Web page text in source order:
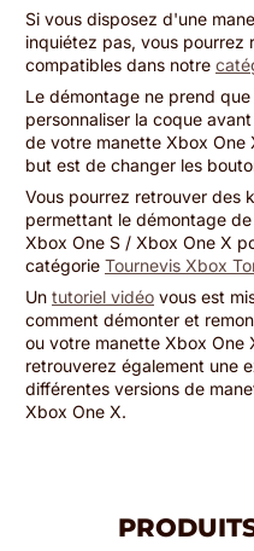
Si vous disposez d'une
inquiétez pas, vous pourrez
compatibles dans notre
Le démontage ne prend
personnaliser la coque
de votre manette Xbox One
but est de changer les
Vous pourrez retrouver des
permettant le démontage
Xbox One S / Xbox One X
catégorie Tournevis Xbox
Un tutoriel vidéo vous est
comment démonter et
ou votre manette Xbox One
retrouverez également une
différentes versions de
Xbox One X.